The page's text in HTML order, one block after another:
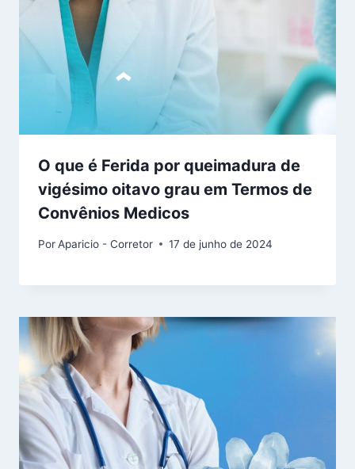
O que é Ferida por queimadura de
vigésimo oitavo grau em Termos de
Convênios Medicos
PorAparicio - Corretor 17 de junho de 2024